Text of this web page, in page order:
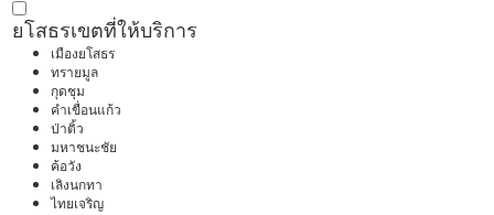
ยโสธรเขตที่ให้บริการ
เมืองยโสธร
ทรายมูล
กุดชุม
คำเขื่อนแก้ว
ป่าติ้ว
มหาชนะชัย
ค้อวัง
เลิงนกทา
ไทยเจริญ